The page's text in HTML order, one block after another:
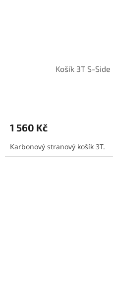
Košík 3T S-
1 560 Kč
Karbonový stranový košík 3T.